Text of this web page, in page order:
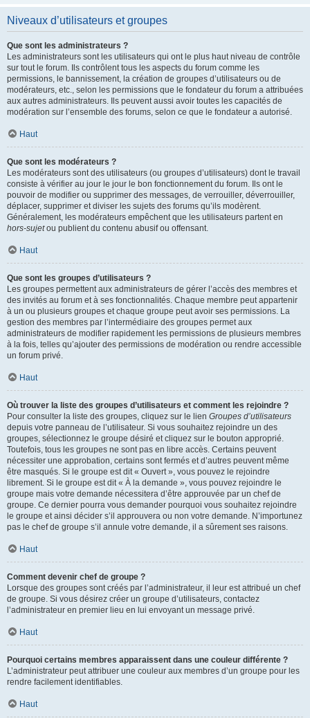
Niveaux d’utilisateurs et groupes
Que sont les administrateurs ?
Les administrateurs sont les utilisateurs qui ont le plus haut niveau de contrôle
sur tout le forum. Ils contrôlent tous les aspects du forum comme les
permissions, le bannissement, la création de groupes d’utilisateurs ou de
modérateurs, etc., selon les permissions que le fondateur du forum a attribuées
aux autres administrateurs. Ils peuvent aussi avoir toutes les capacités de
modération sur l’ensemble des forums, selon ce que le fondateur a autorisé.
Haut
Que sont les modérateurs ?
Les modérateurs sont des utilisateurs (ou groupes d’utilisateurs) dont le travail
consiste à vérifier au jour le jour le bon fonctionnement du forum. Ils ont le
pouvoir de modifier ou supprimer des messages, de verrouiller, déverrouiller,
déplacer, supprimer et diviser les sujets des forums qu’ils modèrent.
Généralement, les modérateurs empêchent que les utilisateurs partent en
hors-sujetou publient du contenu abusif ou offensant.
Haut
Que sont les groupes d’utilisateurs ?
Les groupes permettent aux administrateurs de gérer l’accès des membres et
des invités au forum et à ses fonctionnalités. Chaque membre peut appartenir
à un ou plusieurs groupes et chaque groupe peut avoir ses permissions. La
gestion des membres par l’intermédiaire des groupes permet aux
administrateurs de modifier rapidement les permissions de plusieurs membres
à la fois, telles qu’ajouter des permissions de modération ou rendre accessible
un forum privé.
Haut
Où trouver la liste des groupes d’utilisateurs et comment les rejoindre ?
Pour consulter la liste des groupes, cliquez sur le lien Groupes d’utilisateurs
depuis votre panneau de l’utilisateur. Si vous souhaitez rejoindre un des
groupes, sélectionnez le groupe désiré et cliquez sur le bouton approprié.
Toutefois, tous les groupes ne sont pas en libre accès. Certains peuvent
nécessiter une approbation, certains sont fermés et d’autres peuvent même
être masqués. Si le groupe est dit « Ouvert », vous pouvez le rejoindre
librement. Si le groupe est dit « À la demande », vous pouvez rejoindre le
groupe mais votre demande nécessitera d’être approuvée par un chef de
groupe. Ce dernier pourra vous demander pourquoi vous souhaitez rejoindre
le groupe et ainsi décider s’il approuvera ou non votre demande. N’importunez
pas le chef de groupe s’il annule votre demande, il a sûrement ses raisons.
Haut
Comment devenir chef de groupe ?
Lorsque des groupes sont créés par l’administrateur, il leur est attribué un chef
de groupe. Si vous désirez créer un groupe d’utilisateurs, contactez
l’administrateur en premier lieu en lui envoyant un message privé.
Haut
Pourquoi certains membres apparaissent dans une couleur différente ?
L’administrateur peut attribuer une couleur aux membres d’un groupe pour les
rendre facilement identifiables.
Haut